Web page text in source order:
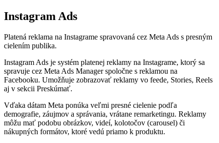
Instagram Ads
Platená reklama na Instagrame spravovaná cez Meta Ads s presným
cielením publika.
Instagram Ads je systém platenej reklamy na Instagrame, ktorý sa
spravuje cez Meta Ads Manager spoločne s reklamou na
Facebooku. Umožňuje zobrazovať reklamy vo feede, Stories, Reels
aj v sekcii Preskúmať.
Vďaka dátam Meta ponúka veľmi presné cielenie podľa
demografie, záujmov a správania, vrátane remarketingu. Reklamy
môžu mať podobu obrázkov, videí, kolotočov (carousel) či
nákupných formátov, ktoré vedú priamo k produktu.